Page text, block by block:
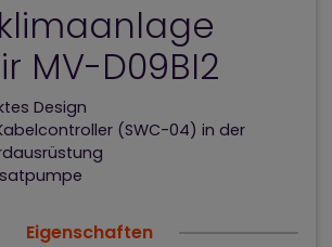
MV-D09BI2
Design
(SWC-04) in der
Eigenschaften